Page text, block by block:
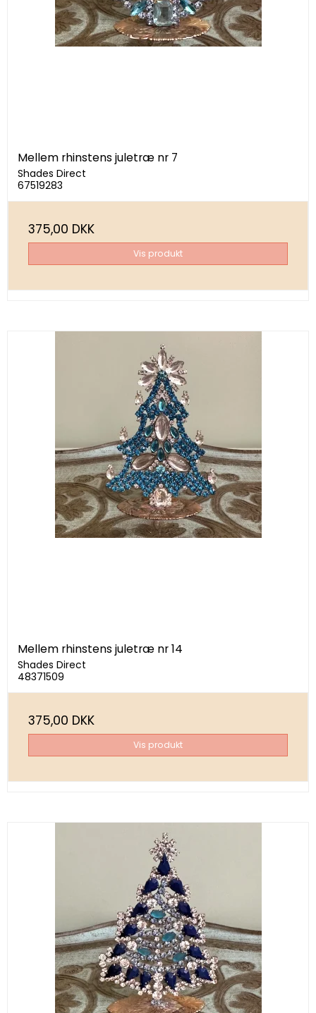
Mellem rhinstens juletræ nr 7
Shades Direct
67519283
375,00 DKK
Vis produkt
Mellem rhinstens juletræ nr 14
Shades Direct
48371509
375,00 DKK
Vis produkt